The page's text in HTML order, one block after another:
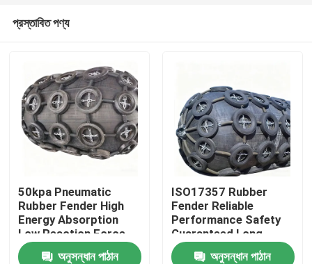
প্রস্তাবিত পণ্য
50kpa Pneumatic
Rubber Fender High
Energy Absorption
Low Reaction Force
Durable Use
অনুসন্ধান পাঠান
ISO17357 Rubber
Fender Reliable
Performance Safety
Guaranteed Long
Service Life
অনুসন্ধান পাঠান